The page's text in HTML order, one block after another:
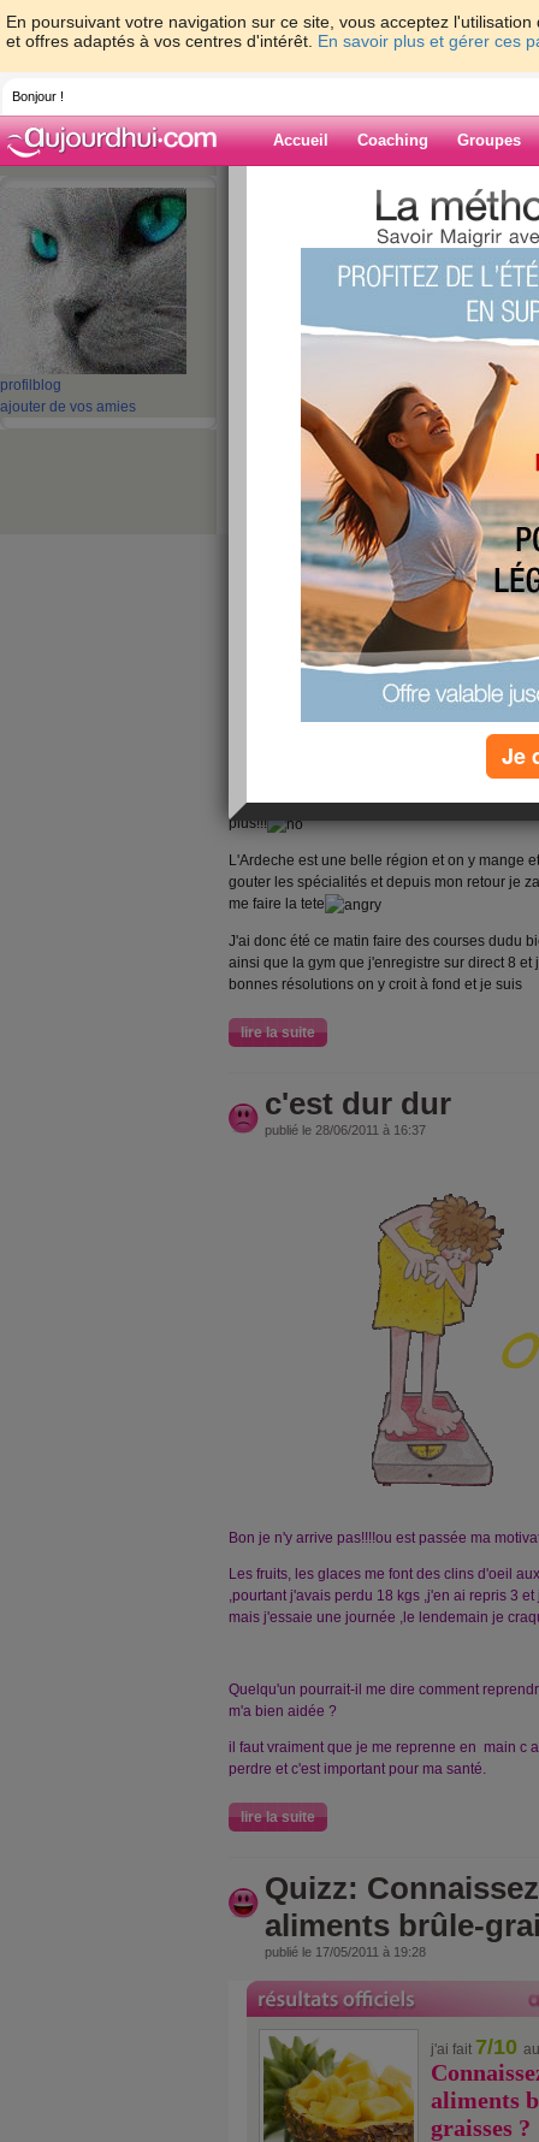
En poursuivant votre navigation sur ce site, vous acceptez
et offres adaptés à vos centres d'intérêt. En savoir plus et gérer ces
Bonjour !
Accueil Coaching Groupes
profil blog
ajouter de vos amies
>
Blog de
‹ Préc. 11 12 13 14 15
finies les
publié le 29/07/2011 à 17:15
Bonjour les filles ça y est les vacances sont
plus!!!
L'Ardeche est une belle région et on y mange
gouter les spécialités et depuis mon retour je
me faire la tete
J'ai donc été ce matin faire des courses dudu
ainsi que la gym que j'enregistre sur direct 8 et
bonnes résolutions on y croit à fond et je suis
lire la suite
c'est dur dur
publié le 28/06/2011 à 16:37
Bon je n'y arrive pas!!!!ou est passée ma
Les fruits, les glaces me font des clins d'oeil
,pourtant j'avais perdu 18 kgs ,j'en ai repris 3
mais j'essaie une journée ,le lendemain je
Quelqu'un pourrait-il me dire comment
m'a bien aidée ?
il faut vraiment que je me reprenne en main c
perdre et c'est important pour ma santé.
lire la suite
Quizz:
aliments brûle-
publié le 17/05/2011 à 19:28
j'ai fait 7/10
aliments
graisses ?
Je